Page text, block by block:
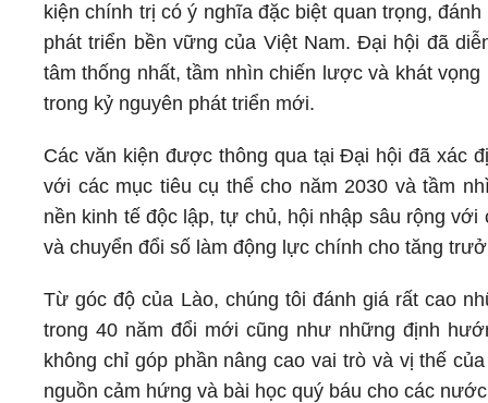
kiện chính trị có ý nghĩa đặc biệt quan trọng,
phát triển bền vững của Việt Nam. Đại hội đã
tâm thống nhất, tầm nhìn chiến lược và khát
trong kỷ nguyên phát triển mới.
Các văn kiện được thông qua tại Đại hội đã xác
với các mục tiêu cụ thể cho năm 2030 và tầm
nền kinh tế độc lập, tự chủ, hội nhập sâu rộng
và chuyển đổi số làm động lực chính cho tăng
Từ góc độ của Lào, chúng tôi đánh giá rất cao
trong 40 năm đổi mới cũng như những định
không chỉ góp phần nâng cao vai trò và vị thế
nguồn cảm hứng và bài học quý báu cho các